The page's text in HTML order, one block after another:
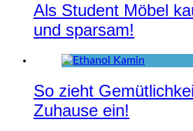
Als Student Möbel
und sparsam!
So zieht
Zuhause ein!